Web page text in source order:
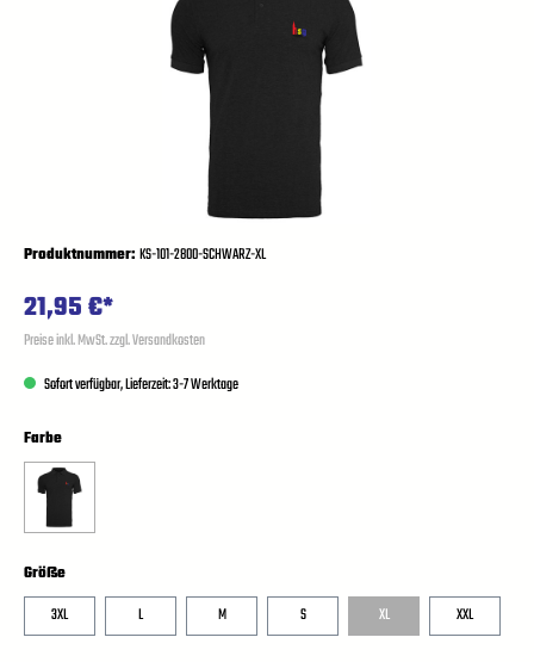
Produktnummer: KS-101-2800-SCHWARZ-XL
21,95 €*
Preise inkl. MwSt. zzgl. Versandkosten
Sofort verfügbar, Lieferzeit: 3-7 Werktage
Farbe
Größe
3XL
L M S XL XXL